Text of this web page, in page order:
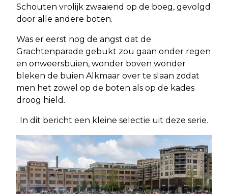
Schouten vrolijk zwaaiend op de boeg, gevolgd
door alle andere boten.
Was er eerst nog de angst dat de
Grachtenparade gebukt zou gaan onder regen
en onweersbuien, wonder boven wonder
bleken de buien Alkmaar over te slaan zodat
men het zowel op de boten als op de kades
droog hield.
. In dit bericht een kleine selectie uit deze serie.